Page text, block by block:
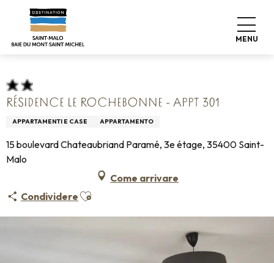
contenu
MENU
Home Pro & Stampa
Info sulla sistemazione +
Alloggio turistico arredato
Résidence Le Rochebonne - Appt 301
RÉSIDENCE LE ROCHEBONNE - APPT 301
APPARTAMENTI E CASE APPARTAMENTO
15 boulevard Chateaubriand Paramé, 3e étage, 35400 Saint-
Malo
Come arrivare
Condividere Ajouter aux favoris